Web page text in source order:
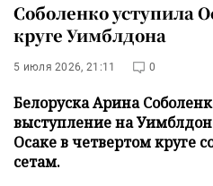
Соболенко уступила
круге Уимблдона
5 июля 2026, 21:11 0
Белоруска Арина
выступление на
Осаке в четвертом круге
сетам.